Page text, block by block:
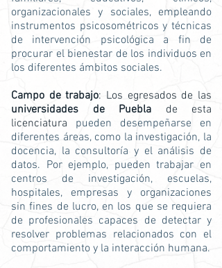
organizacionales y sociales, empleando
instrumentos psicosométricos y técnicas
de intervención psicológica a fin de
procurar el bienestar de los individuos en
los diferentes ámbitos sociales.
Campo de trabajo: Los egresados de las
universidades de Puebla de esta
licenciatura pueden desempeñarse en
diferentes áreas, como la investigación, la
docencia, la consultoría y el análisis de
datos. Por ejemplo, pueden trabajar en
centros de investigación, escuelas,
hospitales, empresas y organizaciones
sin fines de lucro, en los que se requiera
de profesionales capaces de detectar y
resolver problemas relacionados con el
comportamiento y la interacción humana.